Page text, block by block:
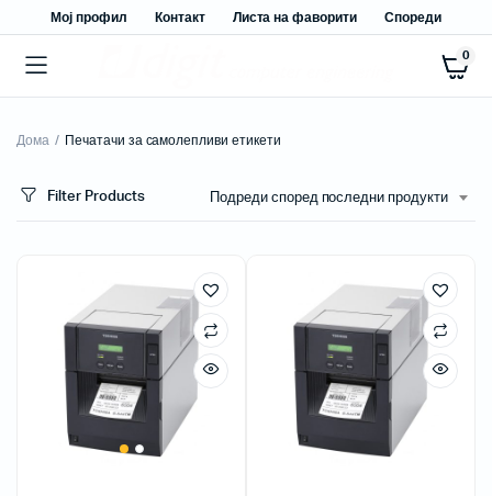
Мој профил Контакт Листа на фаворити Спореди
0
Дома Печатачи за самолепливи етикети
Filter Products Подреди според последни продукти